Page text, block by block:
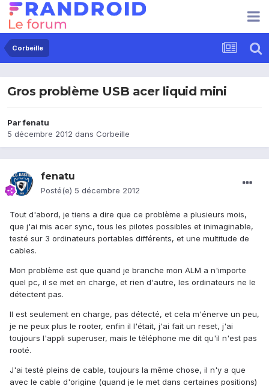
Corbeille
Gros problème USB acer liquid mini
Parfenatu
5 décembre 2012 dans Corbeille
fenatu
Posté(e) 5 décembre 2012
Tout d'abord, je tiens a dire que ce problème a plusieurs mois,
que j'ai mis acer sync, tous les pilotes possibles et inimaginable,
testé sur 3 ordinateurs portables différents, et une multitude de
cables.
Mon problème est que quand je branche mon ALM a n'importe
quel pc, il se met en charge, et rien d'autre, les ordinateurs ne le
détectent pas.
Il est seulement en charge, pas détecté, et cela m'énerve un peu,
je ne peux plus le rooter, enfin il l'était, j'ai fait un reset, j'ai
toujours l'appli superuser, mais le téléphone me dit qu'il n'est pas
rooté.
J'ai testé pleins de cable, toujours la même chose, il n'y a que
avec le cable d'origine (quand je le met dans certaines positions)